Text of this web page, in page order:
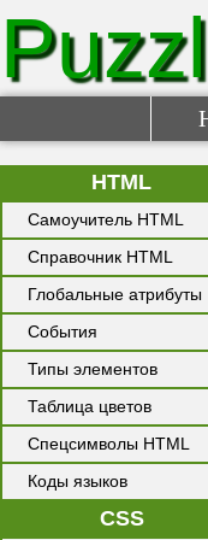
HTML
Самоучитель HTML
Справочник HTML
Глобальные атрибуты
События
Типы элементов
Таблица цветов
Спецсимволы HTML
Коды языков
CSS